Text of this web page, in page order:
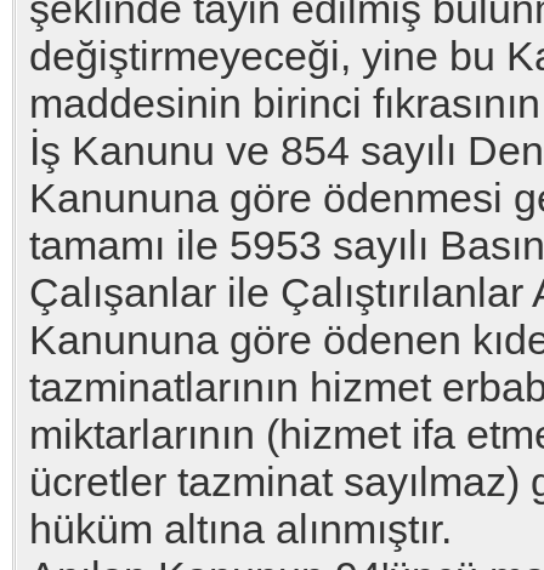
değiştirmeyeceği, yine bu
maddesinin birinci
İş Kanunu ve 854 sayılı
Kanununa göre ödenmesi
tamamı ile 5953 sayılı
Çalışanlar ile
Kanununa göre ödenen
tazminatlarının hizmet
miktarlarının (hizmet ifa
ücretler tazminat
hüküm altına alınmıştır.